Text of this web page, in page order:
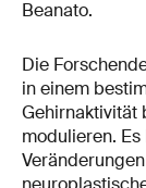
Beanato.
Die
in einem
Gehirnaktivität
modulieren.